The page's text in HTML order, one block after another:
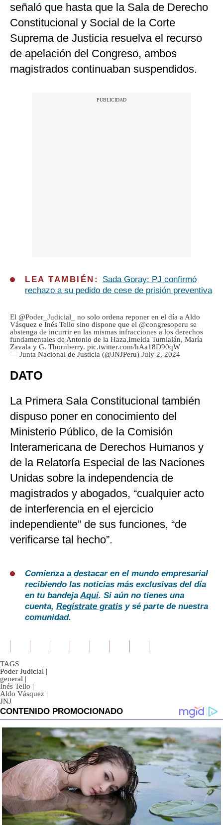
señaló que hasta que la Sala de Derecho
Constitucional y Social de la Corte
Suprema de Justicia resuelva el recurso
de apelación del Congreso, ambos
magistrados continuaban suspendidos.
LEA TAMBIÉN: Sada Goray: PJ confirmó
rechazo a su pedido de cese de prisión preventiva
El @Poder_Judicial_
no solo ordena reponer en el día a Aldo
Vásquez e Inés Tello sino dispone que el @congresoperu se
abstenga de incurrir en las mismas infracciones a los derechos
fundamentales de Antonio de la Haza,Imelda Tumialán, María
Zavala y G. Thornberry. pic.twitter.com/hAa18D90qW
— Junta Nacional de Justicia (@JNJPeru) July 2, 2024
DATO
La Primera Sala Constitucional también
dispuso poner en conocimiento del
Ministerio Público, de la Comisión
Interamericana de Derechos Humanos y
de la Relatoría Especial de las Naciones
Unidas sobre la independencia de
magistrados y abogados, “cualquier acto
de interferencia en el ejercicio
independiente” de sus funciones, “de
verificarse tal hecho”.
Comienza a destacar en el mundo empresarial
recibiendo las noticias más exclusivas del día
en tu bandejaAquí. Si aún no tienes una
cuenta, Regístrate gratis y sé parte de nuestra
comunidad.
TAGS
Poder Judicial |
general |
Inés Tello |
Aldo Vásquez |
JNJ